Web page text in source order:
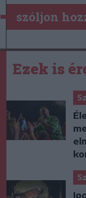
szóljon
Ezek is